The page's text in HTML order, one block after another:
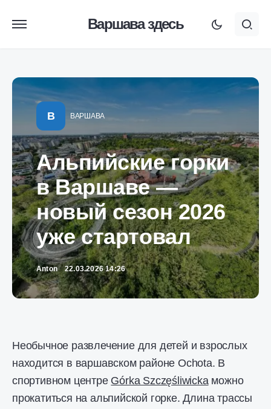
Варшава здесь
В ВАРШАВА
Альпийские горки
в Варшаве —
новый сезон 2026
уже стартовал
Anton 22.03.2026 14:26
Необычное развлечение для детей и взрослых
находится в варшавском районе Ochota. В
спортивном центре Górka Szczęśliwickaможно
прокатиться на альпийской горке. Длина трассы